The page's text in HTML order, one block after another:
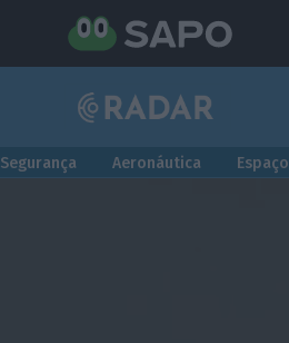
Segurança Aeronáutica Espaço